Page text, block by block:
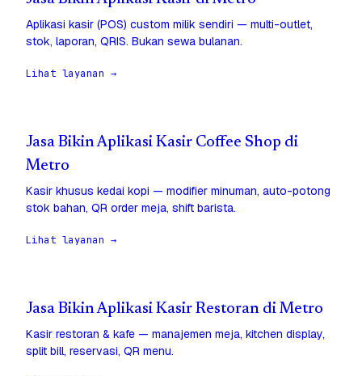
Aplikasi kasir (POS) custom milik sendiri — multi-outlet,
stok, laporan, QRIS. Bukan sewa bulanan.
Lihat layanan →
Jasa Bikin Aplikasi Kasir Coffee Shop di
Metro
Kasir khusus kedai kopi — modifier minuman, auto-potong
stok bahan, QR order meja, shift barista.
Lihat layanan →
Jasa Bikin Aplikasi Kasir Restoran di Metro
Kasir restoran & kafe — manajemen meja, kitchen display,
split bill, reservasi, QR menu.